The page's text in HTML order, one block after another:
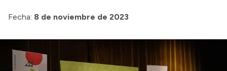
Fecha: 8 de noviembre de 2023